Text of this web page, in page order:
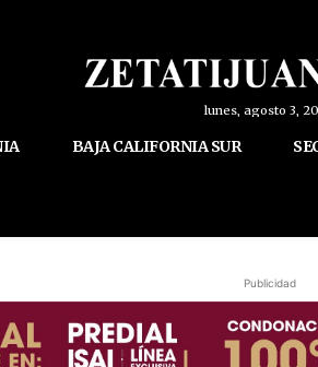
lunes, agosto 3,
BAJA CALIFORNIA SUR
Publicidad